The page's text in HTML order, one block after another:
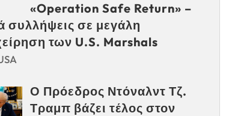
«Operation Safe Return» –
συλλήψεις σε μεγάλη
των U.S. Marshals
Ο Πρόεδρος Ντόναλντ Τζ.
Τραμπ βάζει τέλος στον